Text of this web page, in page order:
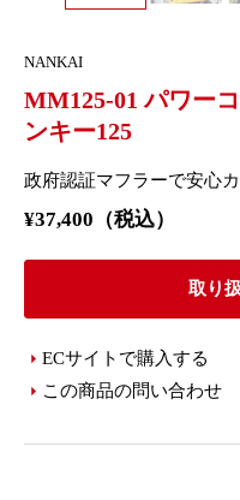
NANKAI
MM125-01 パワー
ンキー125
政府認証マフラーで安心カ
¥37,400（税込）
取り
ECサイトで購入する
この商品の問い合わせ